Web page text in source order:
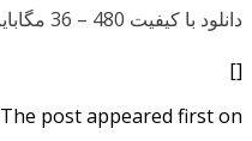
دانلود با کیفیت 480 –
36 مگابایت
[]
The post appeared first on .